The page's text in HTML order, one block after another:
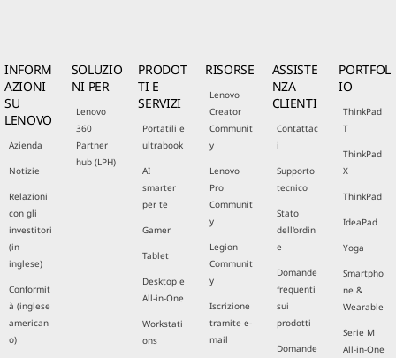
INFORM
AZIONI
SU
LENOVO
Azienda
Notizie
Relazioni
con gli
investitori
(in
inglese)
Conformit
à (inglese
american
o)
SOLUZIO
NI PER
Lenovo
360
Partner
hub (LPH)
PRODOT
TI E
SERVIZI
Portatili e
ultrabook
AI
smarter
per te
Gamer
Tablet
Desktop e
All-in-One
Workstati
ons
RISORSE
Lenovo
Creator
Communit
y
Lenovo
Pro
Communit
y
Legion
Communit
y
Iscrizione
tramite e-
mail
ASSISTE
NZA
CLIENTI
Contattac
i
Supporto
tecnico
Stato
dell'ordin
e
Domande
frequenti
sui
prodotti
Domande
PORTFOL
IO
ThinkPad
T
ThinkPad
X
ThinkPad
IdeaPad
Yoga
Smartpho
ne &
Wearable
Serie M
All-in-One